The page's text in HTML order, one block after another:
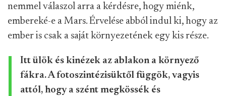
nemmel válaszol arra a kérdésre, hogy miénk,
embereké-e a Mars. Érvelése abból indul ki, hogy az
ember is csak a saját környezetének egy kis része.
Itt ülök és kinézek az ablakon a környező
fákra. A fotoszintézisüktől függök, vagyis
attól, hogy a szént megkössék és